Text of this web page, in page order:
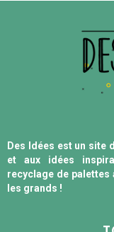
Des Idées est un site
et aux idées
recyclage de palettes
les grands !